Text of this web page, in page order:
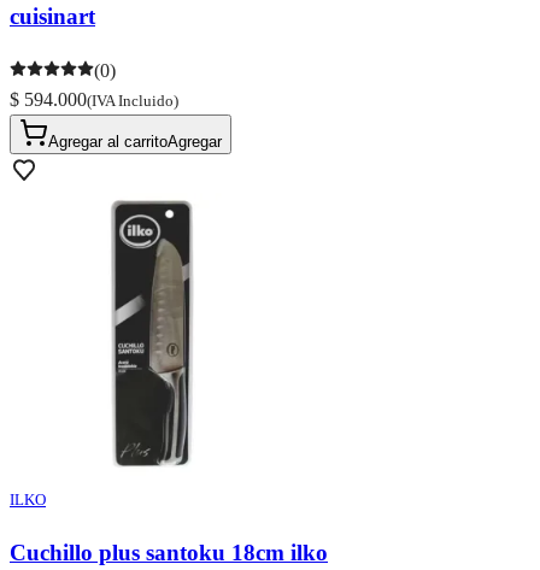
cuisinart
(0)
$ 594.000(IVA Incluido)
Agregar al carritoAgregar
ILKO
Cuchillo plus santoku 18cm ilko